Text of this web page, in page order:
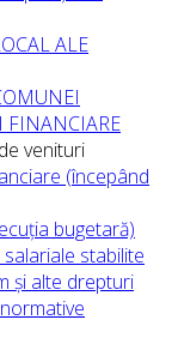
ALE
FINANCIARE
venituri
(începând
bugetară)
stabilite
și alte drepturi